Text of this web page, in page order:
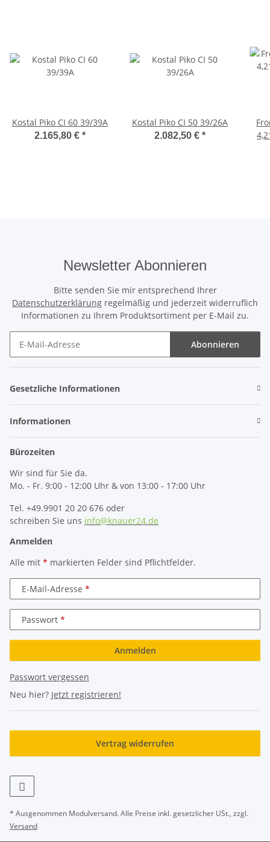
Kostal Piko CI 60 39/39A
2.165,80 € *
Kostal Piko CI 50 39/26A
2.082,50 € *
Newsletter Abonnieren
Bitte senden Sie mir entsprechend Ihrer
Datenschutzerklärung regelmäßig und jederzeit widerruflich
Informationen zu Ihrem Produktsortiment per E-Mail zu.
Abonnieren
Gesetzliche Informationen
Informationen
Bürozeiten
Wir sind für Sie da.
Mo. - Fr. 9:00 - 12:00 Uhr & von 13:00 - 17:00 Uhr
Tel. +49.9901 20 20 676 oder
schreiben Sie uns info@knauer24.de
Anmelden
Alle mit * markierten Felder sind Pflichtfelder.
E-Mail-Adresse
Passwort
Anmelden
Passwort vergessen
Neu hier? Jetzt registrieren!
Vertrag widerrufen
* Ausgenommen Modulversand. Alle Preise inkl. gesetzlicher USt., zzgl.
Versand